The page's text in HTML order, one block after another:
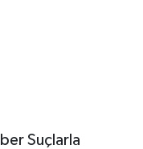
Suçlarla